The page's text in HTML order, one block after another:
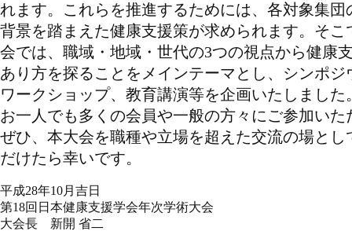
れます。これらを推進するためには、各対象集団
背景を踏まえた健康支援策が求められます。そこ
会では、職域・地域・世代の3つの視点から健康
あり方を探ることをメインテーマとし、シンポジ
ワークショップ、教育講演等を企画いたしました
お一人でも多くの会員や一般の方々にご参加いた
ぜひ、本大会を職種や立場を超えた交流の場とし
だけたら幸いです。
平成28年10月吉日
第18回日本健康支援学会年次学術大会
大会長 新開 省二